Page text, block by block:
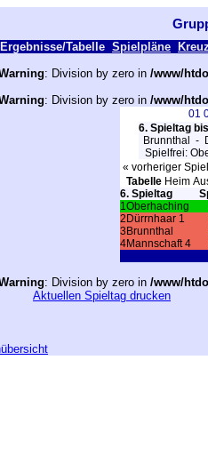
Ergebnisse/Tabelle Spielpläne
: Division by zero in /www/
: Division by zero in /www/
01
6. Spieltag
Brunnthal
-
Spielfrei:
« vorheriger
Tabelle Heim
6. Spieltag
1Oberhaching
2 Dürrnhaar 1
3 Brunnthal
4Mannschaft 4
: Division by zero in /www/
Aktuellen Spieltag drucken